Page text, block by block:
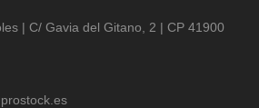
| C/ Gavia del Gitano, 2 | CP 41900